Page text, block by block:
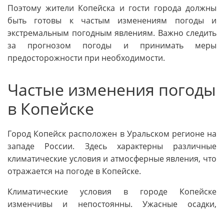
Поэтому жители Копейска и гости города должны
быть готовы к частым изменениям погоды и
экстремальным погодным явлениям. Важно следить
за прогнозом погоды и принимать меры
предосторожности при необходимости.
Частые изменения погоды
в Копейске
Город Копейск расположен в Уральском регионе на
западе России. Здесь характерны различные
климатические условия и атмосферные явления, что
отражается на погоде в Копейске.
Климатические условия в городе Копейске
изменчивы и непостоянны. Ужасные осадки,